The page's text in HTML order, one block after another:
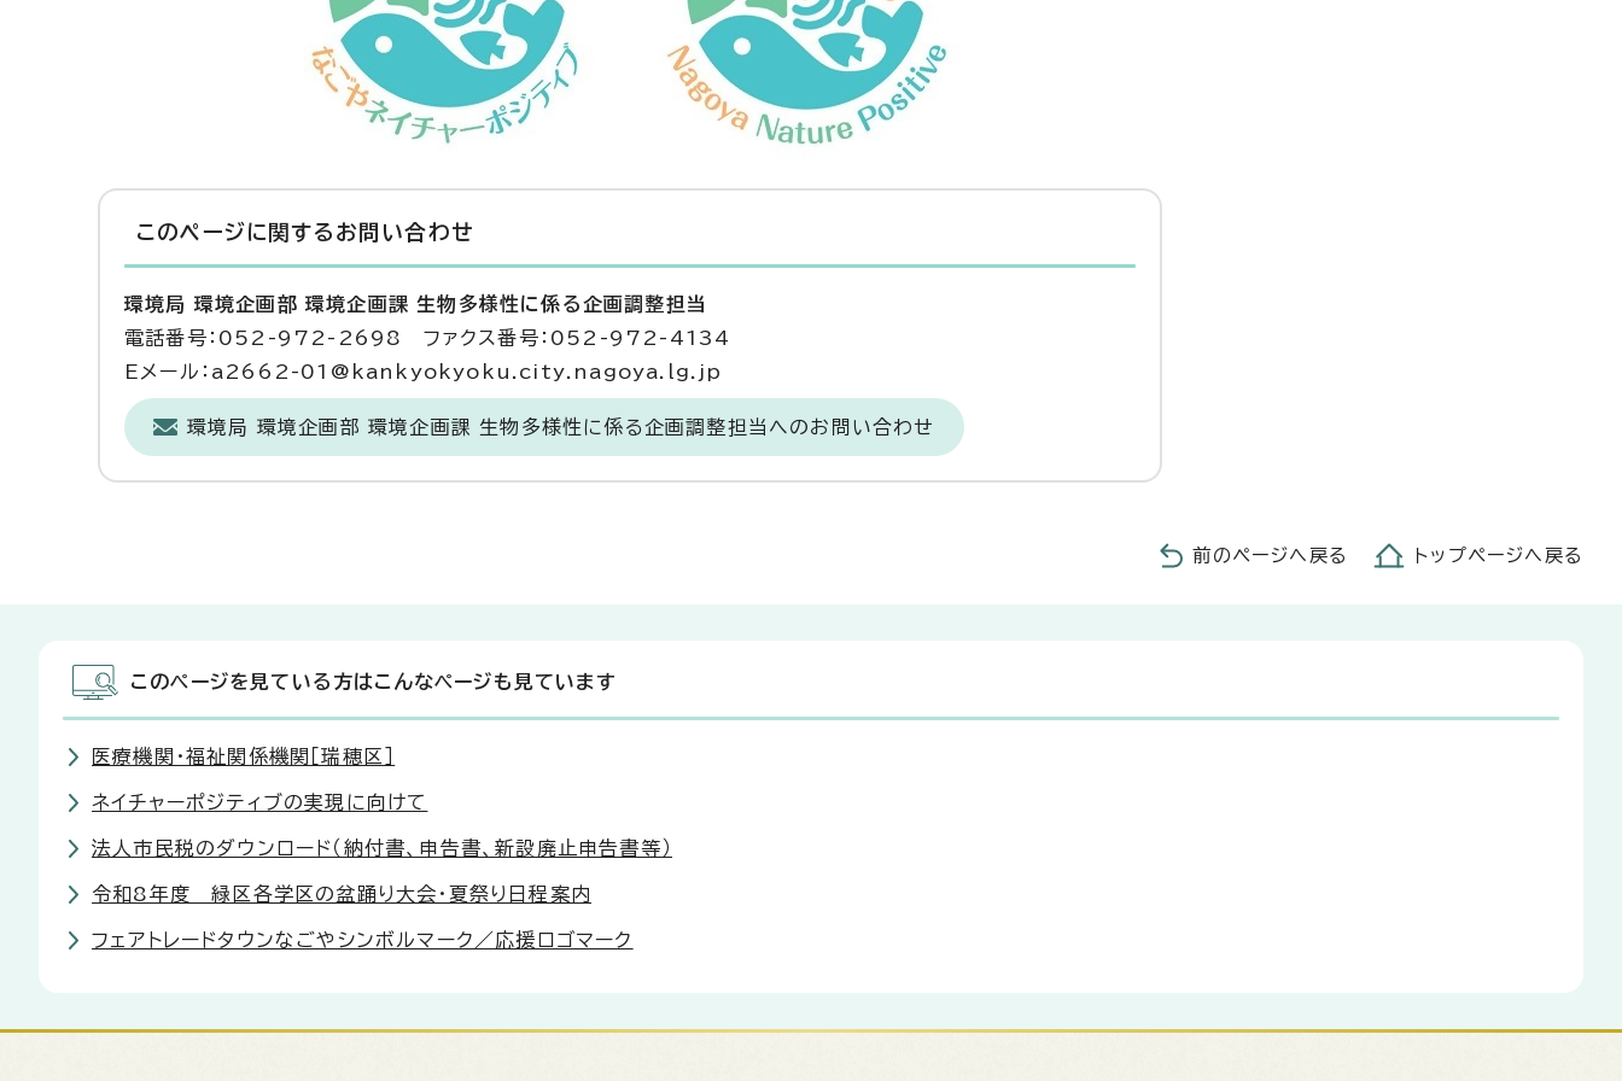
このページに関する お問い合わせ
環境局 環境企画部 環境企画課 生物多様性に係る企画調整担当
電話番号：052-972-2698 ファクス番号：052-972-4134
Eメール：a2662-01@kankyokyoku.city.nagoya.lg.jp
環境局 環境企画部 環境企画課 生物多様性に係る企画調整担当へのお問い合わせ
前のページへ戻る トップページへ戻る
このページを見ている方はこんなページも見ています
医療機関・福祉関係機関［瑞穂区］
ネイチャーポジティブの実現に向けて
法人市民税のダウンロード（納付書、申告書、新設廃止申告書等）
令和8年度 緑区各学区の盆踊り大会・夏祭り日程案内
フェアトレードタウンなごやシンボルマーク／応援ロゴマーク